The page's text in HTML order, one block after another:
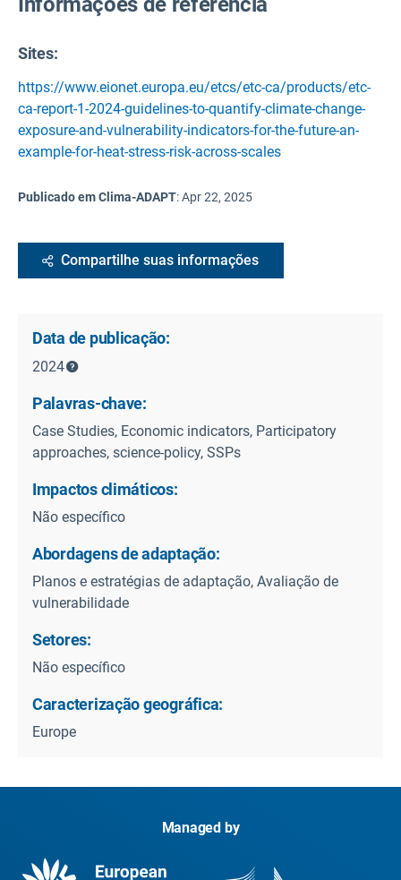
Sites:
https://www.eionet.europa.eu/etcs/etc-ca/products/etc-
ca-report-1-2024-guidelines-to-quantify-climate-change-
exposure-and-vulnerability-indicators-for-the-future-an-
example-for-heat-stress-risk-across-scales
Publicado em Clima-ADAPT:Apr 22, 2025
Compartilhe suas informações
Data de publicação:
2024
Palavras-chave:
Case Studies, Economic indicators, Participatory
approaches, science-policy, SSPs
Impactos climáticos:
Não específico
Abordagens de adaptação:
Planos e estratégias de adaptação, Avaliação de
vulnerabilidade
Setores:
Não específico
Caracterização geográfica:
Europe
Managed by